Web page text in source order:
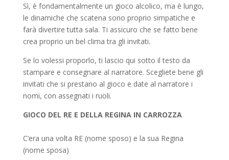
Sì, è fondamentalmente un gioco alcolico, ma è lungo,
le dinamiche che scatena sono proprio simpatiche e
farà divertire tutta sala. Ti assicuro che se fatto bene
crea proprio un bel clima tra gli invitati.
Se lo volessi proporlo, ti lascio qui sotto il testo da
stampare e consegnare al narratore. Scegliete bene gli
invitati che si prestano al gioco e date al narratore i
nomi, con assegnati i ruoli.
GIOCO DEL RE E DELLA REGINA IN CARROZZA
C’era una volta RE (nome sposo) e la sua Regina
(nome sposa)